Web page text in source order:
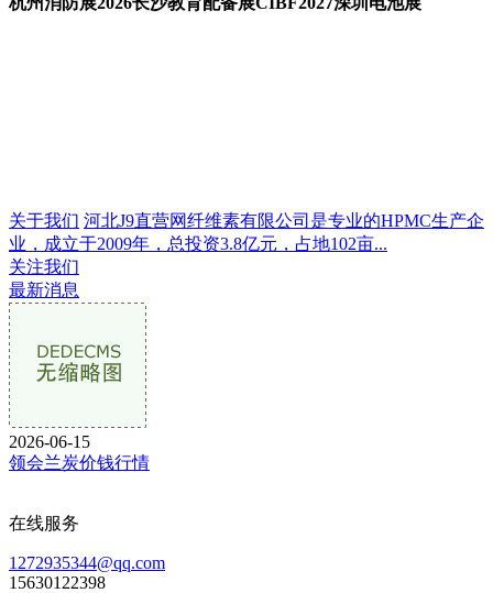
关于我们 河北J9直营网纤维素有限公司是专业的HPMC生产企
业，成立于2009年，总投资3.8亿元，占地102亩...
关注我们
最新消息
2026-06-15
领会兰炭价钱行情
在线服务
1272935344@qq.com
15630122398